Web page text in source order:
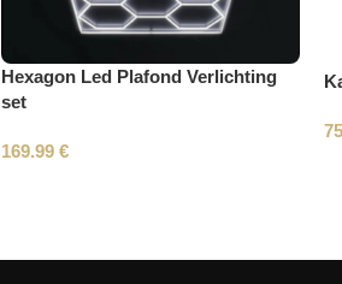
Hexagon Led Plafond Verlichting
set
169.99 €